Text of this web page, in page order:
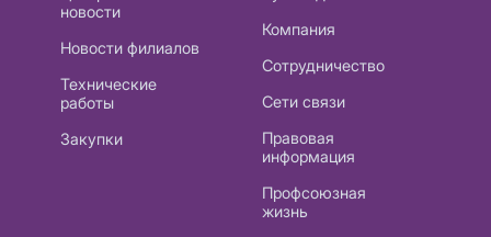
новости
Новости филиалов
Технические
работы
Закупки
Компания
Сотрудничество
Сети связи
Правовая
информация
Профсоюзная
жизнь